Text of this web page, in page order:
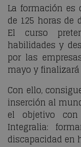
La formación es
de 125 horas de
El curso
habilidades y
por las
mayo y
Con ello,
inserción al
el objetivo
Integralia:
discapacidad en